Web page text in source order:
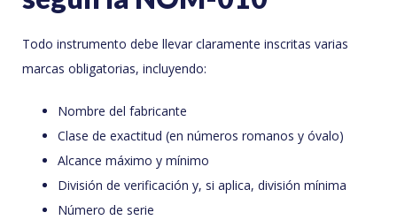
Todo instrumento debe llevar claramente inscritas varias
marcas obligatorias, incluyendo:
Nombre del fabricante
Clase de exactitud (en números romanos y óvalo)
Alcance máximo y mínimo
División de verificación y, si aplica, división mínima
Número de serie